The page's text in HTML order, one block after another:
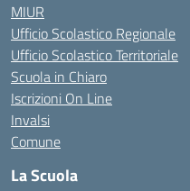
MIUR
Ufficio Scolastico Regionale
Ufficio Scolastico Territoriale
Scuola in Chiaro
Iscrizioni On Line
Invalsi
Comune
La Scuola